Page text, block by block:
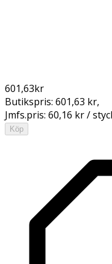
601,63kr
Butikspris: 601,63 kr,
Jmfs.pris: 60,16 kr /
Köp